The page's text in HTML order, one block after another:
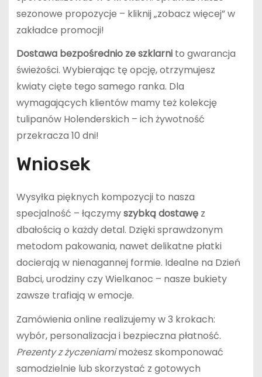
sezonowe propozycje – kliknij „zobacz więcej” w
zakładce promocji!
Dostawa bezpośrednio ze szklarnito gwarancja
świeżości. Wybierając tę opcję, otrzymujesz
kwiaty cięte tego samego ranka. Dla
wymagających klientów mamy też kolekcję
tulipanów Holenderskich – ich żywotność
przekracza 10 dni!
Wniosek
Wysyłka pięknych kompozycji to nasza
specjalność – łączymyszybką dostawęz
dbałością o każdy detal. Dzięki sprawdzonym
metodom pakowania, nawet delikatne płatki
docierają w nienagannej formie. Idealne na Dzień
Babci, urodziny czy Wielkanoc – nasze bukiety
zawsze trafiają w emocje.
Zamówienia online realizujemy w 3 krokach:
wybór, personalizacja i bezpieczna płatność.
Prezenty z życzeniamimożesz skomponować
samodzielnie lub skorzystać z gotowych